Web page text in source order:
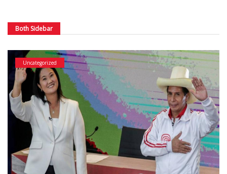
Both Sidebar
Uncategorized